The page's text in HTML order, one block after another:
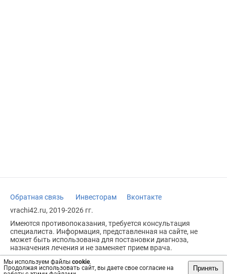
Мы используем файлы cookie.
Продолжая использовать сайт, вы даете свое согласие на
Принять
Обратная связь Инвесторам
Вконтакте
vrachi42.ru, 2019-2026 гг.
Имеются противопоказания, требуется консультация
специалиста. Информация, представленная на сайте, не
может быть использована для постановки диагноза,
назначения лечения и не заменяет прием врача.
Возрастное ограничение: 18+